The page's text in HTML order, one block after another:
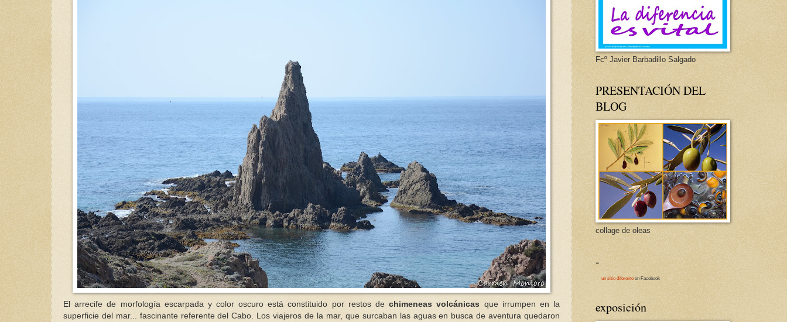
El arrecife de morfología escarpada y color oscuro está constituido por restos dechimeneas volcánicas que irrumpen en la
superficie del mar... fascinante referente del Cabo. Los viajeros de la mar, que surcaban las aguas en busca de aventura quedaron
Fcº Javier Barbadillo Salgado
PRESENTACIÓN DEL
BLOG
collage de oleas
-
un sitio diferente on Facebook
exposición